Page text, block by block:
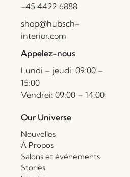
+45 4422 6888
shop@hubsch-
interior.com
Appelez-nous
Lundi – jeudi: 09:00 –
15:00
Vendrei: 09:00 – 14:00
Our Universe
Nouvelles
Á Propos
Salons et événements
Stories